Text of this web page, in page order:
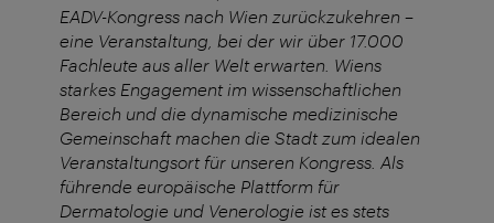
EADV-Kongress nach Wien zurückzukehren –
eine Veranstaltung, bei der wir über 17.000
Fachleute aus aller Welt erwarten. Wiens
starkes Engagement im wissenschaftlichen
Bereich und die dynamische medizinische
Gemeinschaft machen die Stadt zum idealen
Veranstaltungsort für unseren Kongress. Als
führende europäische Plattform für
Dermatologie und Venerologie ist es stets